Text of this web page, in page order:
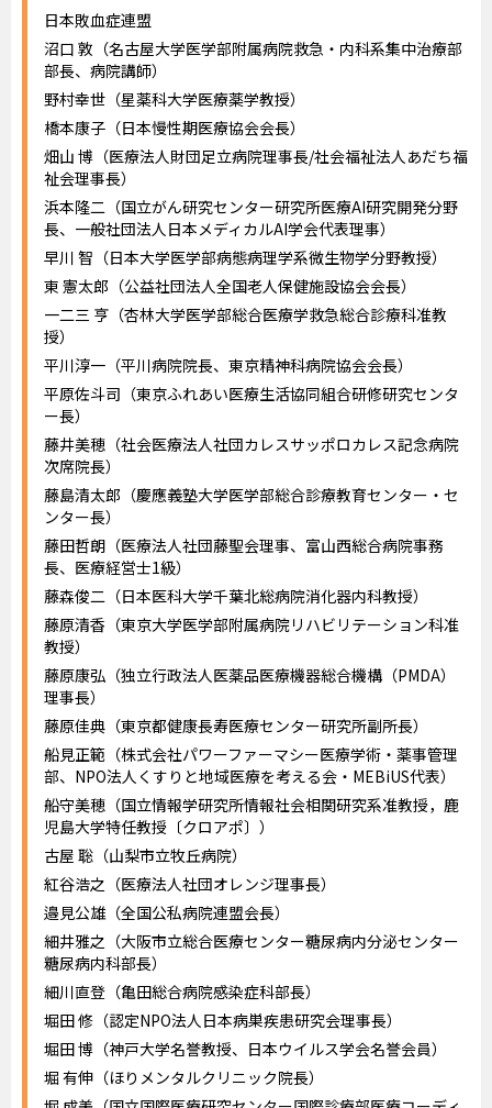
日本敗血症連盟
沼口 敦（名古屋大学医学部附属病院救急・内科系集中治療部
部長、病院講師）
野村幸世（星薬科大学医療薬学教授）
橋本康子（日本慢性期医療協会会長）
畑山 博（医療法人財団足立病院理事長/社会福祉法人あだち福
祉会理事長）
浜本隆二（国立がん研究センター研究所医療AI研究開発分野
長、一般社団法人日本メディカルAI学会代表理事）
早川 智（日本大学医学部病態病理学系微生物学分野教授）
東 憲太郎（公益社団法人全国老人保健施設協会会長）
一二三 亨（杏林大学医学部総合医療学救急総合診療科准教
授）
平川淳一（平川病院院長、東京精神科病院協会会長）
平原佐斗司（東京ふれあい医療生活協同組合研修研究センタ
ー長）
藤井美穂（社会医療法人社団カレスサッポロカレス記念病院
次席院長）
藤島清太郎（慶應義塾大学医学部総合診療教育センター・セ
ンター長）
藤田哲朗（医療法人社団藤聖会理事、富山西総合病院事務
長、医療経営士1級）
藤森俊二（日本医科大学千葉北総病院消化器内科教授）
藤原清香（東京大学医学部附属病院リハビリテーション科准
教授）
藤原康弘（独立行政法人医薬品医療機器総合機構（PMDA）
理事長）
藤原佳典（東京都健康長寿医療センター研究所副所長）
船見正範（株式会社パワーファーマシー医療学術・薬事管理
部、NPO法人くすりと地域医療を考える会・MEBiUS代表）
船守美穂（国立情報学研究所情報社会相関研究系准教授，鹿
児島大学特任教授〔クロアポ〕）
古屋 聡（山梨市立牧丘病院）
紅谷浩之（医療法人社団オレンジ理事長）
邉見公雄（全国公私病院連盟会長）
細井雅之（大阪市立総合医療センター糖尿病内分泌センター
糖尿病内科部長）
細川直登（亀田総合病院感染症科部長）
堀田 修（認定NPO法人日本病巣疾患研究会理事長）
堀田 博（神戸大学名誉教授、日本ウイルス学会名誉会員）
堀 有伸（ほりメンタルクリニック院長）